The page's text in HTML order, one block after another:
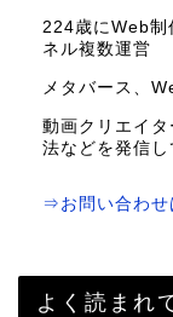
224歳にWeb
ネル複数運営
メタバース、
動画クリエイ
法などを発信し
⇒お問い合わせ
よく読まれ